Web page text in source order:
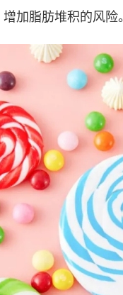
加脂肪堆积的风险。